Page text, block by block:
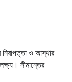
নিরাপত্তা ও আস্থার
সীমান্তের